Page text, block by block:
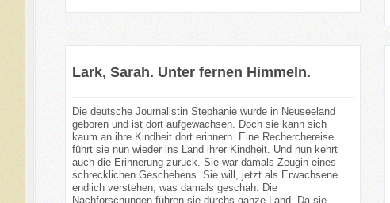
Lark, Sarah. Unter fernen Himmeln.
Die deutsche Journalistin Stephanie wurde in Neuseeland
geboren und ist dort aufgewachsen. Doch sie kann sich
kaum an ihre Kindheit dort erinnern. Eine Recherchereise
führt sie nun wieder ins Land ihrer Kindheit. Und nun kehrt
auch die Erinnerung zurück. Sie war damals Zeugin eines
schrecklichen Geschehens. Sie will, jetzt als Erwachsene
endlich verstehen, was damals geschah. Die
Nachforschungen führen sie durchs ganze Land. Da sie